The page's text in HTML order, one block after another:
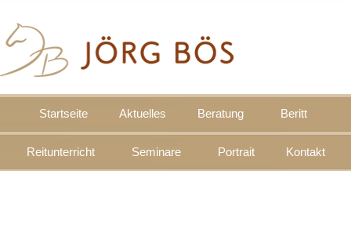
Startseite Aktuelles Beratung Beritt
Reitunterricht Seminare Portrait Kontakt